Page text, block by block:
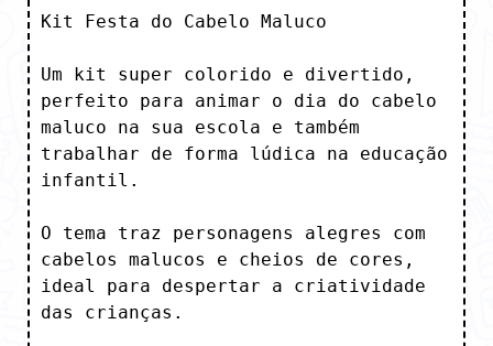
Kit Festa do Cabelo Maluco
Um kit super colorido e divertido,
perfeito para animar o dia do cabelo
maluco na sua escola e também
trabalhar de forma lúdica na educação
infantil.
O tema traz personagens alegres com
cabelos malucos e cheios de cores,
ideal para despertar a criatividade
das crianças.